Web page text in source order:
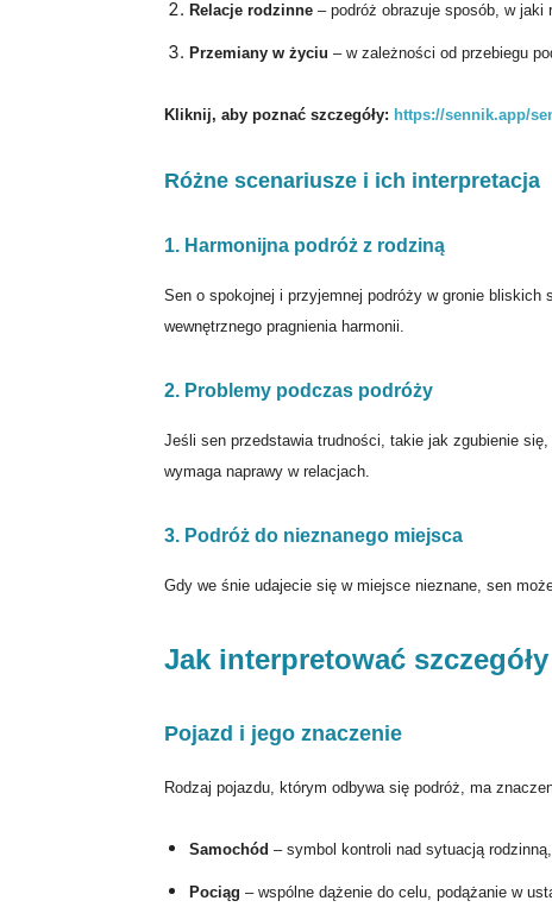
Relacje rodzinne – podróż obrazuje sposób, w
Przemiany w życiu – w zależności od przebiegu
Kliknij, aby poznać szczegóły: https://sennik.app/
Różne scenariusze i ich interpretacja
1. Harmonijna podróż z rodziną
Sen o spokojnej i przyjemnej podróży w gronie
wewnętrznego pragnienia harmonii.
2. Problemy podczas podróży
Jeśli sen przedstawia trudności, takie jak zgubienie
wymaga naprawy w relacjach.
3. Podróż do nieznanego miejsca
Gdy we śnie udajecie się w miejsce nieznane, sen
Jak interpretować
Pojazd i jego znaczenie
Rodzaj pojazdu, którym odbywa się podróż, ma
Samochód – symbol kontroli nad sytuacją
Pociąg – wspólne dążenie do celu, podążanie w